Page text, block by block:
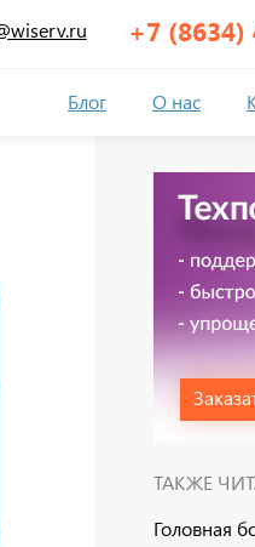
+7 (8634)
Блог О нас
ТАКЖЕ
Головная